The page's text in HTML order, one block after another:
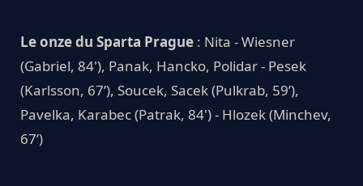
Le onze du Sparta Prague : Nita - Wiesner
(Gabriel, 84'), Panak, Hancko, Polidar - Pesek
(Karlsson, 67’), Soucek, Sacek (Pulkrab, 59’),
Pavelka, Karabec (Patrak, 84') - Hlozek (Minchev,
67’)